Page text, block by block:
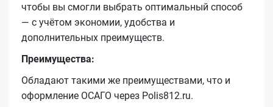
чтобы вы смогли выбрать оптимальный способ
— с учётом экономии, удобства и
дополнительных преимуществ.
Преимущества:
Обладают такими же преимуществами, что и
оформление ОСАГО через Polis812.ru.